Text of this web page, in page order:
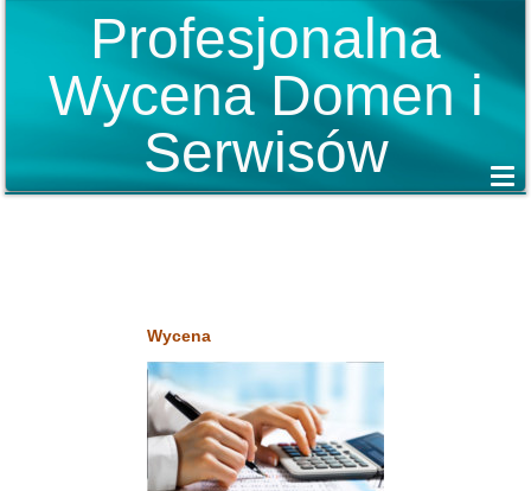
Profesjonalna
Wycena Domen i
Serwisów
Wycena